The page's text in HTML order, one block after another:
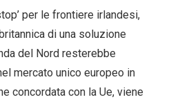
per le frontiere irlandesi,
di una soluzione
del Nord resterebbe
mercato unico europeo in
concordata con la Ue, viene